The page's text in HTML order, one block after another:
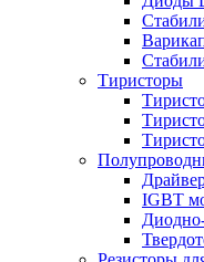
Тиристоры
IGBT